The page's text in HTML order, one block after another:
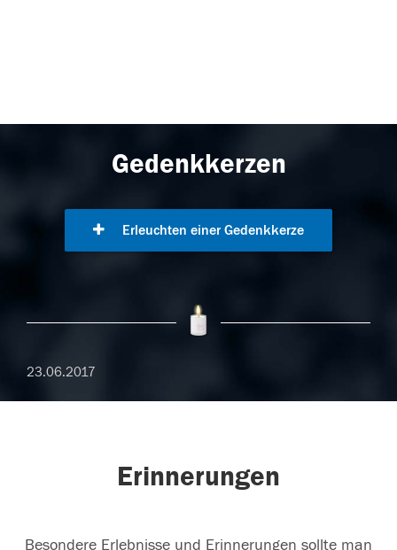
Gedenkkerzen
Erleuchten einer Gedenkkerze
23.06.2017
Erinnerungen
Besondere Erlebnisse und Erinnerungen sollte man